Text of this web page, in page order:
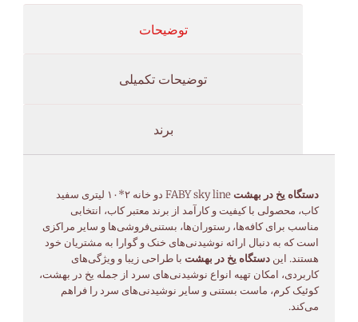
توضیحات
توضیحات تکمیلی
برند
دستگاه یخ در بهشت
FABY sky line دو خانه ۲*۱۰ لیتری سفید
کاب، محصولی با کیفیت و کارآمد از برند معتبر کاب، انتخابی
مناسب برای کافه‌ها، رستوران‌ها، بستنی‌فروشی‌ها و سایر مراکزی
است که به دنبال ارائه نوشیدنی‌های خنک و گوارا به مشتریان خود
هستند. این دستگاه یخ در بهشتبا طراحی زیبا و ویژگی‌های
کاربردی، امکان تهیه انواع نوشیدنی‌های سرد از جمله یخ در بهشت،
کوئیک کرم، ماست بستنی و سایر نوشیدنی‌های سرد را فراهم
می‌کند.